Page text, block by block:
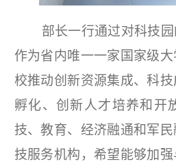
部长一行通过对科技
作为省内唯一一家国家级
校推动创新资源集成、科
孵化、创新人才培养和开
技、教育、经济融通和军
技服务机构，希望能够加